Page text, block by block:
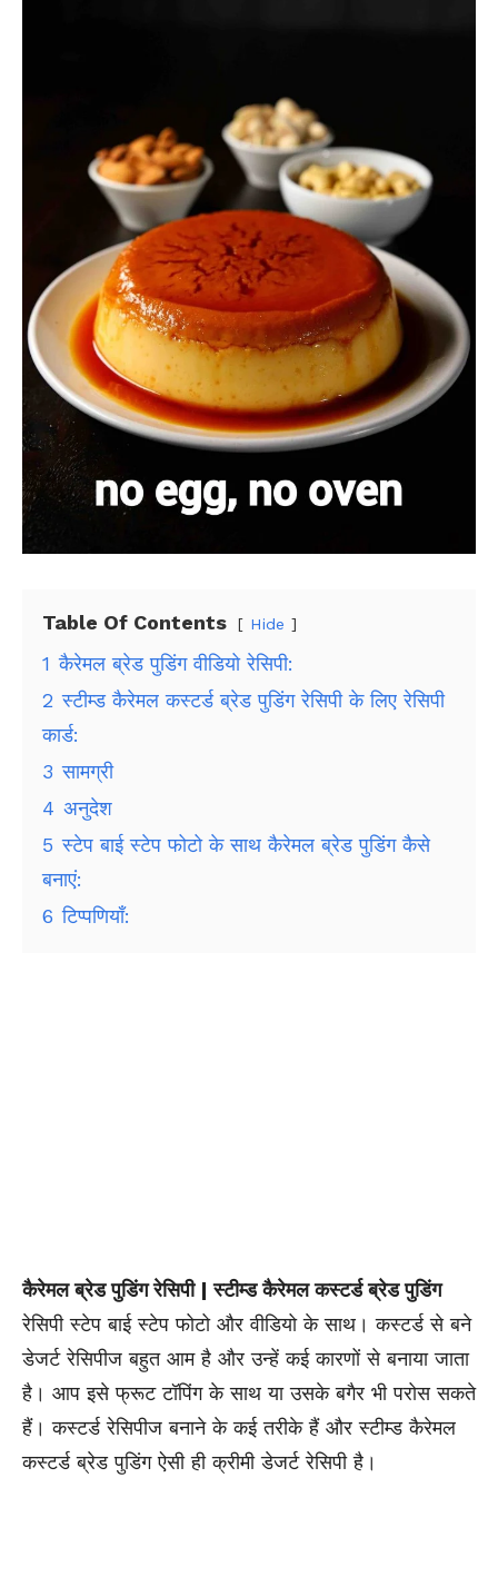
Table Of Contents Hide
1 कैरेमल ब्रेड पुडिंग वीडियो रेसिपी:
2 स्टीम्ड कैरेमल कस्टर्ड ब्रेड पुडिंग रेसिपी के लिए रेसिपी
कार्ड:
3 सामग्री
4 अनुदेश
5 स्टेप बाई स्टेप फोटो के साथ कैरेमल ब्रेड पुडिंग कैसे
बनाएं:
6 टिप्पणियाँ:
कैरेमल ब्रेड पुडिंग रेसिपी | स्टीम्ड कैरेमल कस्टर्ड ब्रेड पुडिंग
रेसिपी स्टेप बाई स्टेप फोटो और वीडियो के साथ। कस्टर्ड से बने
डेजर्ट रेसिपीज बहुत आम है और उन्हें कई कारणों से बनाया जाता
है। आप इसे फ्रूट टॉपिंग के साथ या उसके बगैर भी परोस सकते
हैं। कस्टर्ड रेसिपीज बनाने के कई तरीके हैं और स्टीम्ड कैरेमल
कस्टर्ड ब्रेड पुडिंग ऐसी ही क्रीमी डेजर्ट रेसिपी है।